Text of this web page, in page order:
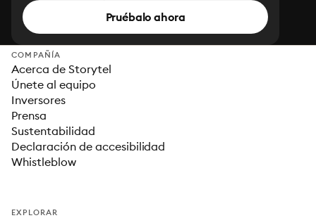
Pruébalo ahora
COMPAÑÍA
Acerca de Storytel
Únete al equipo
Inversores
Prensa
Sustentabilidad
Declaración de accesibilidad
Whistleblow
EXPLORAR